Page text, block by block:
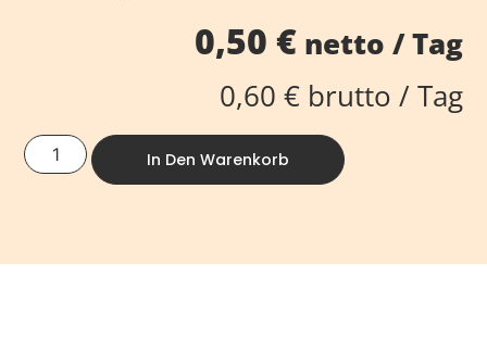
0,50 €netto / Tag
0,60 €brutto / Tag
In Den Warenkorb